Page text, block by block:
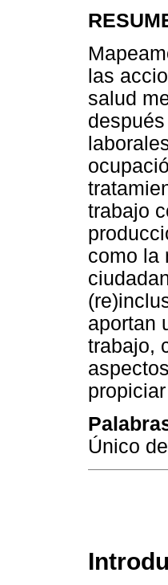
las
salud
trabajo
como la
aportan
trabajo,
Único